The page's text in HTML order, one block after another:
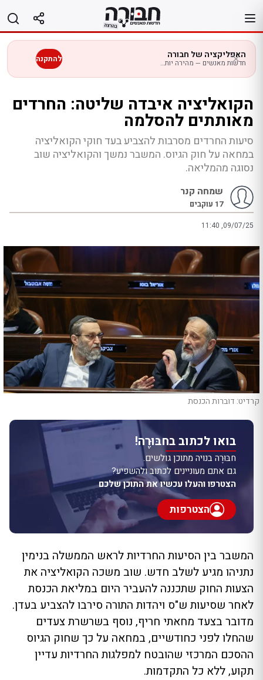
לתוכן
האפליקציה של חבורה
חדשות מאנשים — מהירה יותר בנייד להתקנה
הקואליציה איבדה שליטה: החרדים
מאותתים להסלמה
סיעות החרדים מסרבות להצביע בעד חוקי הקואליציה
במחאה על חוק הגיוס. המשבר נמשך והקואליציה שוב
נסוגה מהמליאה.
שמחה קנר
17 עוקבים
11:40 ,09/07/25
קרדיט: דוברות הכנסת
בואו לכתוב בחבּוּרֶה!
חבּוּרֶה בנויה מתוכן גולשים.
גם אתם מעוניינים לכתוב ולהשפיע?
הצטרפו והעלו עכשיו את התוכן שלכם
הצטרפות
המשבר בין הסיעות החרדיות לראש הממשלה בנימין
נתניהו מגיע לשלב חדש. שוב משכה הקואליציה את
הצעות החוק שתכננה להעביר היום במליאת הכנסת
לאחר שסיעות ש"ס ויהדות התורה סירבו להצביע בעדן.
מדובר בצעד מחאתי חריף, נוסף בשרשרת צעדים
שהחלו לפני כחודשיים, במחאה על כך שחוק הגיוס
ההסכם המרכזי שהובטח למפלגות החרדיות עדיין
תקוע, ללא כל התקדמות.